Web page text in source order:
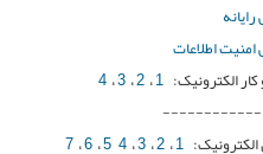
تخصصی رایانه
امنیت اطلاعات
الکترونیک: 1،2،3،4
1،2،3،4 5 ،6،7